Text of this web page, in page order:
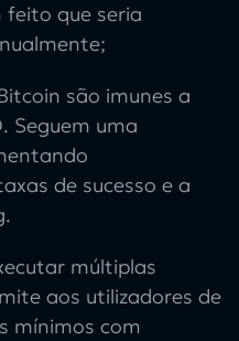
que seria
são imunes a
Seguem uma
de sucesso e a
múltiplas
aos utilizadores de
mínimos com